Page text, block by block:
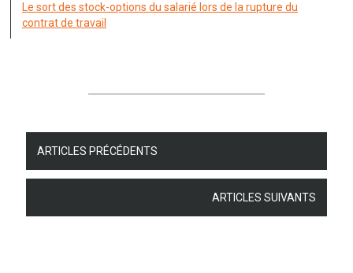
Le sort des stock-options du salarié lors de la rupture du
contrat de travail
ARTICLES PRÉCÉDENTS
ARTICLES SUIVANTS